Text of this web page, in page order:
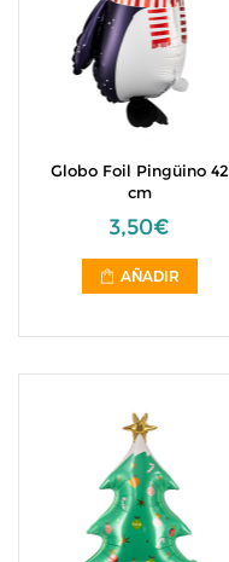
Globo Foil Pingüino 42
cm
3,50€
AÑADIR